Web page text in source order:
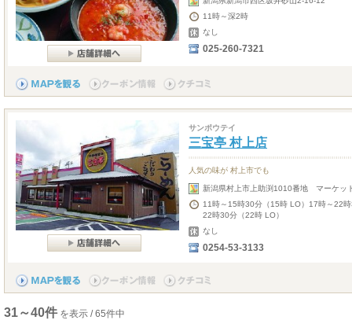
11時～深2時
なし
025-260-7321
サンポウテイ
三宝亭 村上店
人気の味が 村上市でも
新潟県村上市上助渕1010番地 マーケッ
11時～15時30分（15時 LO）17時～22
22時30分（22時 LO）
なし
0254-53-3133
31～40件 を表示 / 65件中